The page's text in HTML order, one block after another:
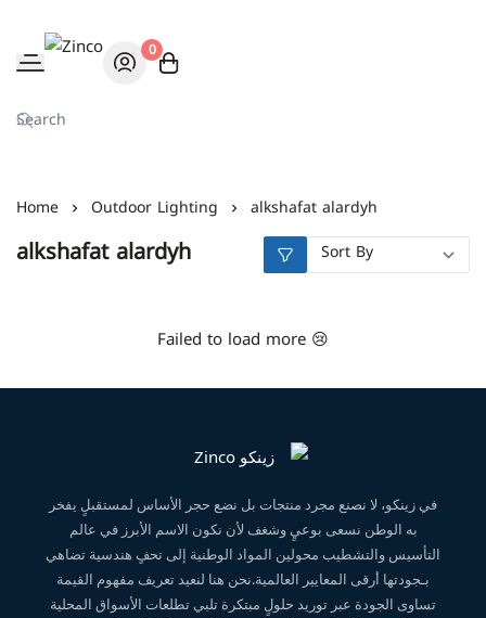
Zinco
0
Home Outdoor Lighting alkshafat alardyh
alkshafat alardyh
Failed to load more 😢
في زينكو، لا نصنع مجرد منتجات بل نضع حجر الأساس لمستقبلٍ يفخر
به الوطن نسعى بوعيٍ وشغف لأن نكون الاسم الأبرز في عالم
التأسيس والتشطيب محولين المواد الوطنية إلى تحفٍ هندسية تضاهي
بـجودتها أرقى المعايير العالمية.نحن هنا لنعيد تعريف مفهوم القيمة
تساوى الجودة عبر توريد حلولٍ مبتكرة تلبي تطلعات الأسواق المحلية